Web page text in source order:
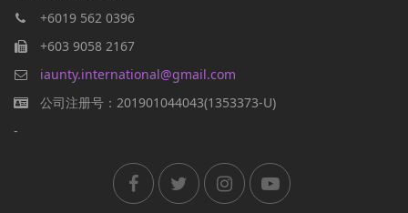
+6019 562 0396
+603 9058 2167
iaunty.international@gmail.com
公司注册号：201901044043(1353373-U)
-